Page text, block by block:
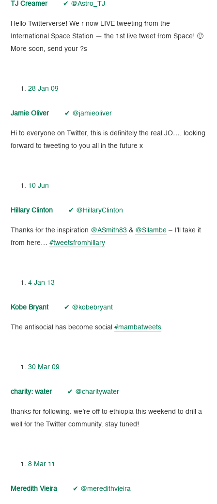
TJ Creamer ✔ @Astro_TJ
Hello Twitterverse! We r now LIVE tweeting from the
International Space Station — the 1st live tweet from Space! 🙂
More soon, send your ?s
28 Jan 09
Jamie Oliver ✔ @jamieoliver
Hi to everyone on Twitter, this is definitely the real JO…. looking
forward to tweeting to you all in the future x
10 Jun
Hillary Clinton ✔ @HillaryClinton
Thanks for the inspiration @ASmith83 & @Sllambe – I’ll take it
from here…#tweetsfromhillary
4 Jan 13
Kobe Bryant✔ @kobebryant
The antisocial has become social#mambatweets
30 Mar 09
charity: water ✔ @charitywater
thanks for following. we’re off to ethiopia this weekend to drill a
well for the Twitter community. stay tuned!
8 Mar 11
Meredith Vieira ✔ @meredithvieira